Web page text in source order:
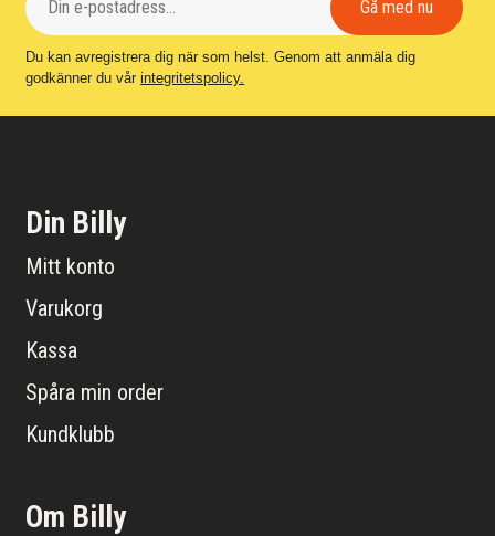
Du kan avregistrera dig när som helst. Genom att anmäla dig
godkänner du vårintegritetspolicy.
Din Billy
Mitt konto
Varukorg
Kassa
Spåra min order
Kundklubb
Om Billy